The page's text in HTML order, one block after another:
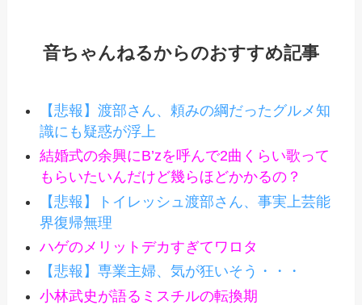
音ちゃんねるからのおすすめ記事
【悲報】渡部さん、頼みの綱だったグルメ知
識にも疑惑が浮上
結婚式の余興にB’zを呼んで2曲くらい歌って
もらいたいんだけど幾らほどかかるの？
【悲報】トイレッシュ渡部さん、事実上芸能
界復帰無理
ハゲのメリットデカすぎてワロタ
【悲報】専業主婦、気が狂いそう・・・
小林武史が語るミスチルの転換期